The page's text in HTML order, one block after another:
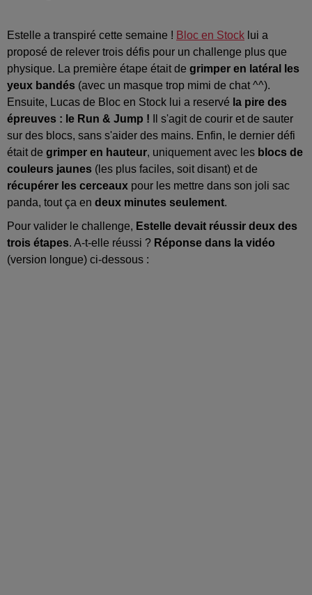
Estelle a transpiré cette semaine ! Bloc en Stock lui a
proposé de relever trois défis pour un challenge plus que
physique. La première étape était de grimper en latéral les
yeux bandés (avec un masque trop mimi de chat ^^).
Ensuite, Lucas de Bloc en Stock lui a reservé la pire des
épreuves : le Run & Jump ! Il s'agit de courir et de sauter
sur des blocs, sans s'aider des mains. Enfin, le dernier défi
était de grimper en hauteur, uniquement avec les blocs de
couleurs jaunes (les plus faciles, soit disant) et de
récupérer les cerceaux pour les mettre dans son joli sac
panda, tout ça en deux minutes seulement.
Pour valider le challenge, Estelle devait réussir deux des
trois étapes. A-t-elle réussi ? Réponse dans la vidéo
(version longue) ci-dessous :